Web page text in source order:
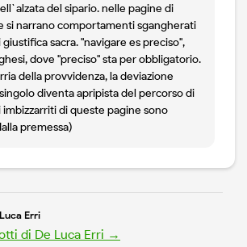
del sipario. nelle pagine di
si narrano comportamenti sgangherati
sacra. "navigare es preciso",
dove "preciso" sta per obbligatorio.
della provvidenza, la deviazione
diventa apripista del percorso di
di queste pagine sono
premessa)
Erri
di De Luca Erri →